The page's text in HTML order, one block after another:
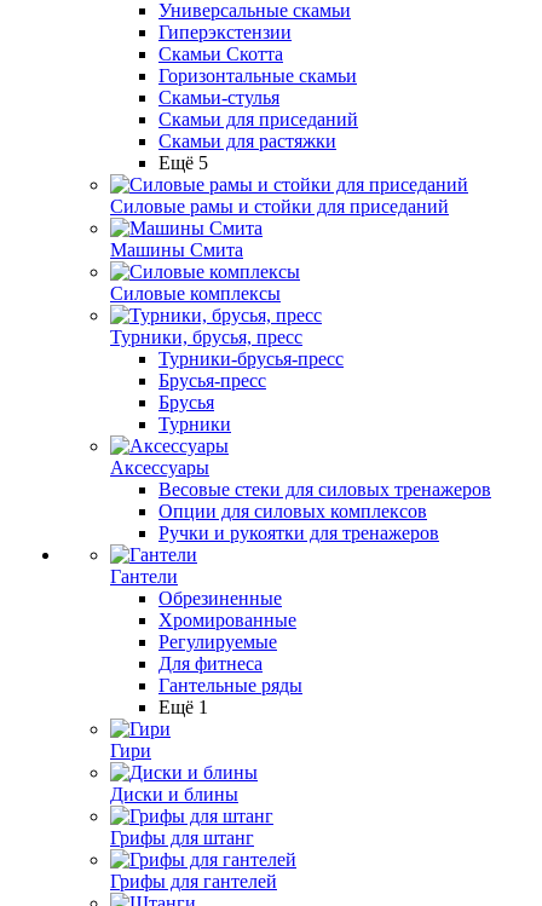
Универсальные скамьи
Гиперэкстензии
Скамьи Скотта
Горизонтальные скамьи
Скамьи-стулья
Скамьи для приседаний
Скамьи для растяжки
Ещё 5
Силовые рамы и стойки для приседаний
Машины Смита
Силовые комплексы
Турники, брусья, пресс
Турники-брусья-пресс
Брусья-пресс
Брусья
Турники
Аксессуары
Весовые стеки для силовых тренажеров
Опции для силовых комплексов
Ручки и рукоятки для тренажеров
Гантели
Обрезиненные
Хромированные
Регулируемые
Для фитнеса
Гантельные ряды
Ещё 1
Гири
Диски и блины
Грифы для штанг
Грифы для гантелей